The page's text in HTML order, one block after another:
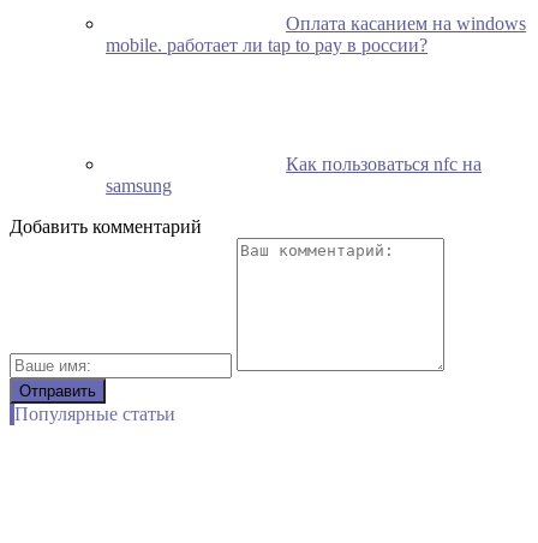
Оплата касанием на windows
mobile. работает ли tap to pay в россии?
Как пользоваться nfc на
samsung
Добавить комментарий
Популярные статьи